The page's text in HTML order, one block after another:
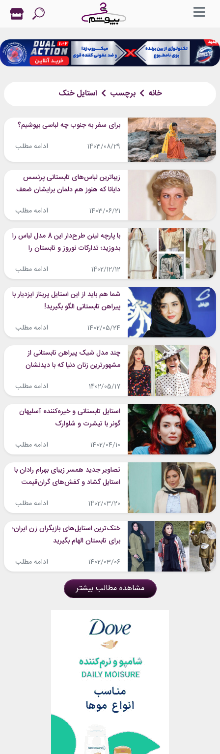
خانه برچسب استایل خنک
برای سفر به جنوب چه لباسی بپوشیم؟
1403/08/29 ادامه مطلب
زیباترین لباس‌های تابستانی پرنسس
دایانا که هنوز هم دلمان برایشان ضعف
1403/06/21 ادامه مطلب
با پارچه لینن طرح‌دار این 8 مدل لباس را
بدوزید؛ تدارکات نوروز و تابستان را
1402/12/12 ادامه مطلب
شما هم باید از این استایل پریناز ایزدیار با
پیراهن تابستانی الگو بگیرید!
1402/05/24 ادامه مطلب
چند مدل شیک پیراهن تابستانی از
مشهورترین زنان دنیا که با دیدنشان
1402/05/17 ادامه مطلب
استایل تابستانی و خیره‌کننده آسلیهان
گونر با تیشرت و شلوارک
1402/04/10 ادامه مطلب
تصاویر جدید همسر زیبای بهرام رادان با
استایل گشاد و کفش‌های گران‌قیمت
1402/03/20 ادامه مطلب
خنک‌ترین استایل‌های بازیگران زن ایران؛
برای تابستان الهام بگیرید
1402/03/06 ادامه مطلب
مشاهده مطالب بیشتر